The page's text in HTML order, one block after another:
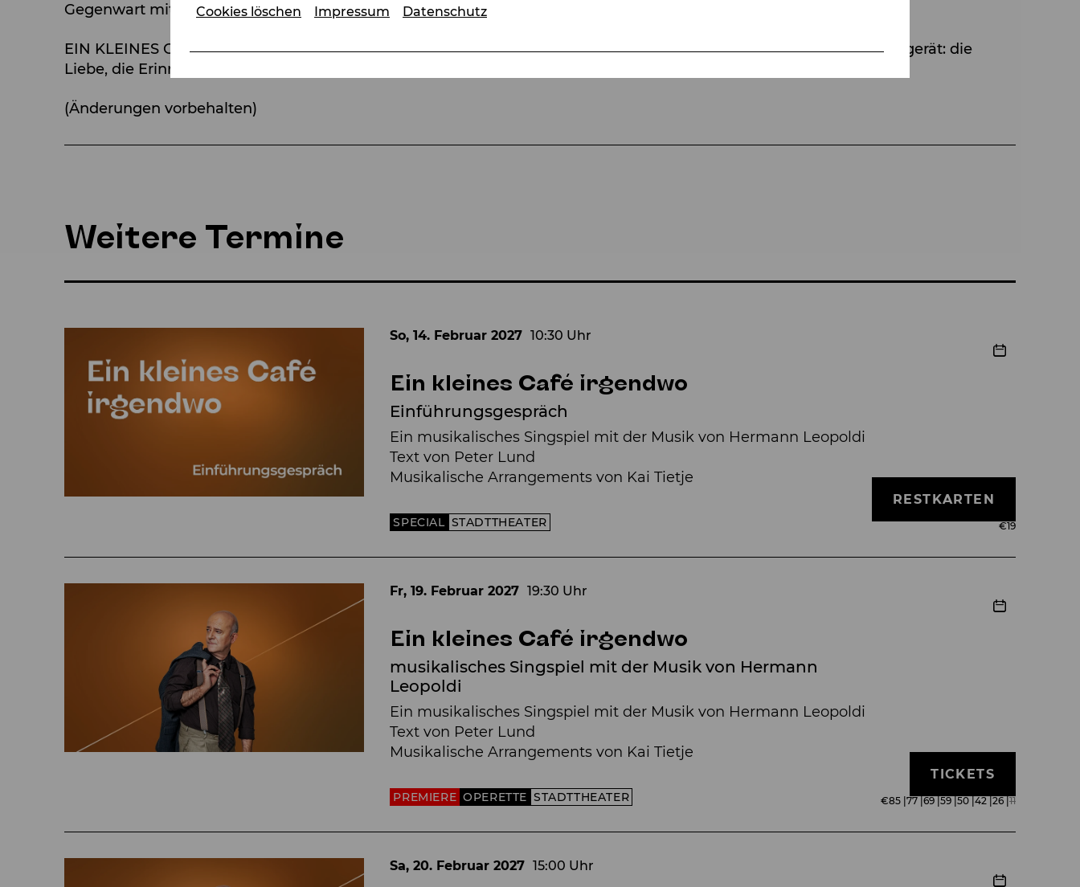
Cookies löschen Impressum Datenschutz
Gegenwart miteinander verknüpft: berührend, lebendig und zutiefst menschlich.
EIN KLEINES CAFÉ IRGENDWO – ein neues Musiktheaterstück über das, was bleibt, wenn alles andere ins Wanken gerät: die
Liebe, die Erinnerung und die Musik.
(Änderungen vorbehalten)
Weitere Termine
SPECIAL
So, 14. Februar2027 10:30 Uhr
Ein kleines Café irgendwo
Einführungsgespräch
Ein musikalisches Singspiel mit der Musik von Hermann Leopoldi
Text von Peter Lund
Musikalische Arrangements von Kai Tietje
STADTTHEATER
RESTKARTEN
€19
OPERETTE
PREMIERE
Fr, 19. Februar2027 19:30 Uhr
Ein kleines Café irgendwo
musikalisches Singspiel mit der Musik von Hermann
Leopoldi
Ein musikalisches Singspiel mit der Musik von Hermann Leopoldi
Text von Peter Lund
Musikalische Arrangements von Kai Tietje
STADTTHEATER
TICKETS
€85 77 69 59 50 42 26 11
Sa, 20. Februar2027 15:00 Uhr